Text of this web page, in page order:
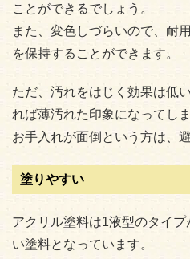
ことができるでしょう。
また、変色しづらいので、耐
を保持することができます。
ただ、汚れをはじく効果は低
れば薄汚れた印象になってし
お手入れが面倒という方は、
塗りやすい
アクリル塗料は1液型のタイ
い塗料となっています。